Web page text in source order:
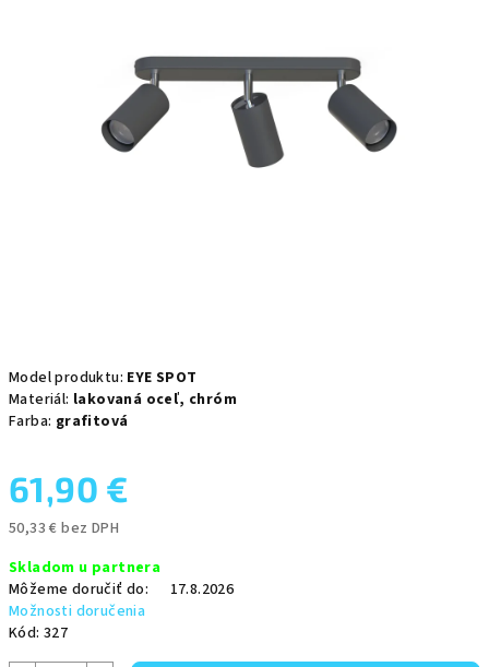
Model produktu: EYE SPOT
Materiál: lakovaná oceľ, chróm
Farba: grafitová
61,90 €
50,33 € bez DPH
cena:
Skladom u partnera
Môžeme doručiť do:
17.8.2026
Možnosti doručenia
Kód: 327